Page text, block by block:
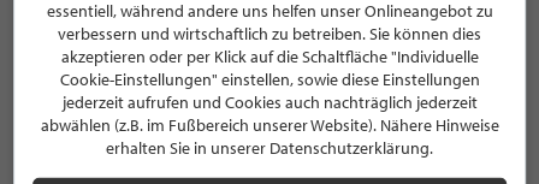
Facebook
Xing
Instagram
essentiell, während andere uns helfen unser Onlineangebot zu
verbessern und wirtschaftlich zu betreiben. Sie können dies
akzeptieren oder per Klick auf die Schaltfläche "Individuelle
Cookie-Einstellungen" einstellen, sowie diese Einstellungen
jederzeit aufrufen und Cookies auch nachträglich jederzeit
abwählen (z.B. im Fußbereich unserer Website). Nähere Hinweise
erhalten Sie in unserer Datenschutzerklärung.